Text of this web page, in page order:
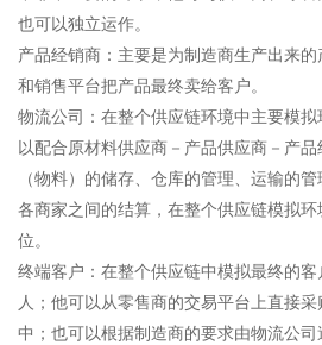
也可以独立运作。
产品经销商：主要是为制造商生产出来
和销售平台把产品最终卖给客户。
物流公司：在整个供应链环境中主要模
以配合原材料供应商－产品供应商－产
（物料）的储存、仓库的管理、运输的
各商家之间的结算，在整个供应链模拟
位。
终端客户：在整个供应链中模拟最终的
人；他可以从零售商的交易平台上直接
中；也可以根据制造商的要求由物流公